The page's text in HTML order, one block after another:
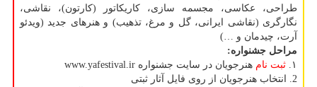
طراحی، عکاسی، مجسمه سازی، کاریکاتور (کارتون)، نقاشی،
نگارگری (نقاشی ایرانی، گل و مرغ، تذهیب) و هنرهای جدید (ویدئو
آرت، چیدمان و …)
مراحل جشنواره:
۱.
ثبت نام هنرجویان در سایت جشنواره www.yafestival.ir
2. انتخاب هنرجویان از روی فایل آثار ثبتی